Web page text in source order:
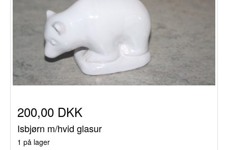
200,00 DKK
Isbjørn m/hvid glasur
1 på lager